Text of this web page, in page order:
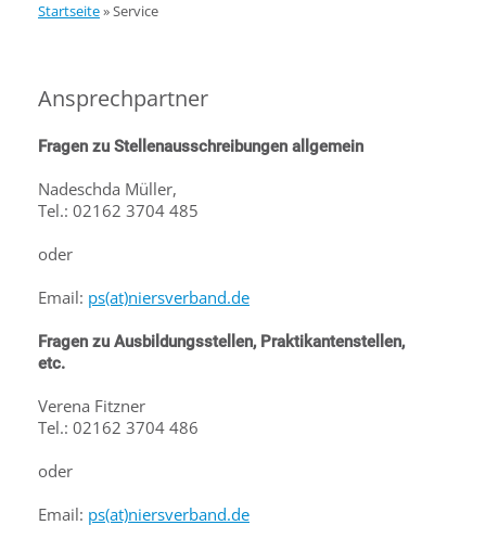
Startseite»Service
Ansprechpartner
Fragen zu Stellenausschreibungen allgemein
Nadeschda Müller,
Tel.: 02162 3704 485
oder
Email: ps(at)niersverband.de
Fragen zu Ausbildungsstellen, Praktikantenstellen,
etc.
Verena Fitzner
Tel.: 02162 3704 486
oder
Email: ps(at)niersverband.de